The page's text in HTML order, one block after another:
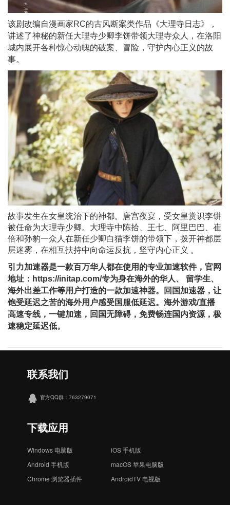
该剧改编自漫画家RC的古风断案类作品《大理寺日志》，
讲述了神秘的新任大理寺少卿李饼带领大理寺众人，在洛阳
城内展开各种惊心动魄的破案、冒险，守护内心正义的故
事。
故事发生在女皇统治下的神都。唐宫夜宴，受女皇赏识李饼
被任命为大理寺少卿。大理寺中陈拾、王七、阿里巴巴、崔
倍和孙豹一众人在新任少卿白猫李饼的带领下，拨开神都层
层迷雾，在相互扶持中向命运反抗，坚守内心正义 。
引力加速器是⼀款百万华⼈都在使⽤的专业加速软件，官网
地址：https://initap.com/专为身在海外的华⼈、 留学⽣、
海外出差⼯作等⽤户打造的⼀款加速神器。回国加速器，让
饱受延迟之苦的海外用户感受国服低延迟。海外游戏/直播
⾼速专线，⼀键加速，回国⽆障碍，免费畅连国内资源，极
速稳定延迟低。
联系我们
官方QQ群：763279071
下载应用
Windows 电脑版
iOS 手机版
Android 手机版
macOS 苹果电脑版
Chrome 浏览器插件
AndroidTV 电视版